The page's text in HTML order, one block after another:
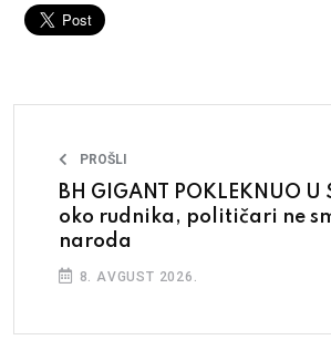
PROŠLI
BH GIGANT POKLEKNUO U
oko rudnika, političari ne
naroda
8. AVGUST 2026.